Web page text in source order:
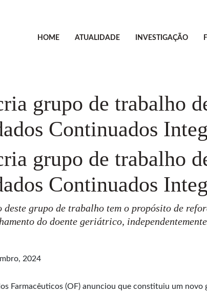
HOME ATUALIDADE INVESTIGAÇÃO
grupo de trabalho
Continuados
grupo de trabalho
Continuados
deste grupo de trabalho tem o propósito de
do doente geriátrico,
2024
Farmacêuticos (OF) anunciou que constituiu um